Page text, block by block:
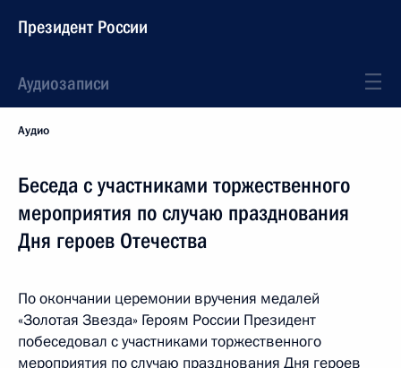
Президент России
Аудиозаписи
Аудио
Беседа с участниками торжественного
мероприятия по случаю празднования
Дня героев Отечества
По окончании церемонии вручения медалей
«Золотая Звезда» Героям России Президент
побеседовал с участниками торжественного
мероприятия по случаю празднования Дня героев